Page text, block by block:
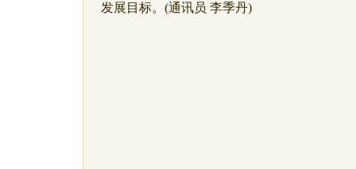
发展目标。(通讯员 李季丹)